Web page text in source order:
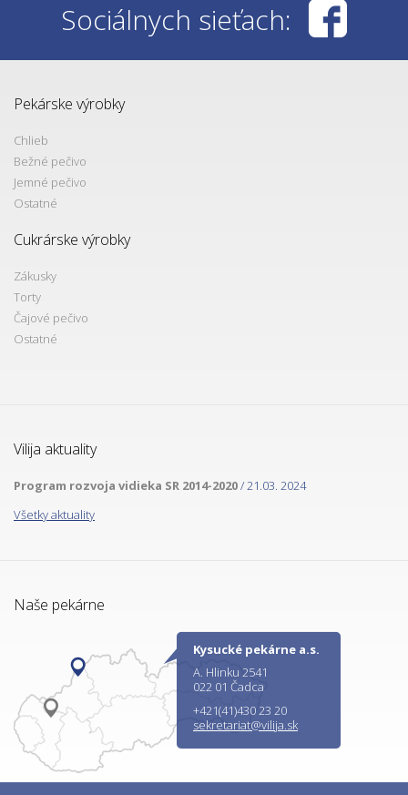
Sociálnych sieťach:
Pekárske výrobky
Chlieb
Bežné pečivo
Jemné pečivo
Ostatné
Cukrárske výrobky
Zákusky
Torty
Čajové pečivo
Ostatné
Vilija aktuality
Program rozvoja vidieka SR 2014-2020/ 21.03. 2024
Všetky aktuality
Naše pekárne
Kysucké pekárne a.s.
A. Hlinku 2541
022 01 Čadca
+421(41)430 23 20
sekretariat@vilija.sk